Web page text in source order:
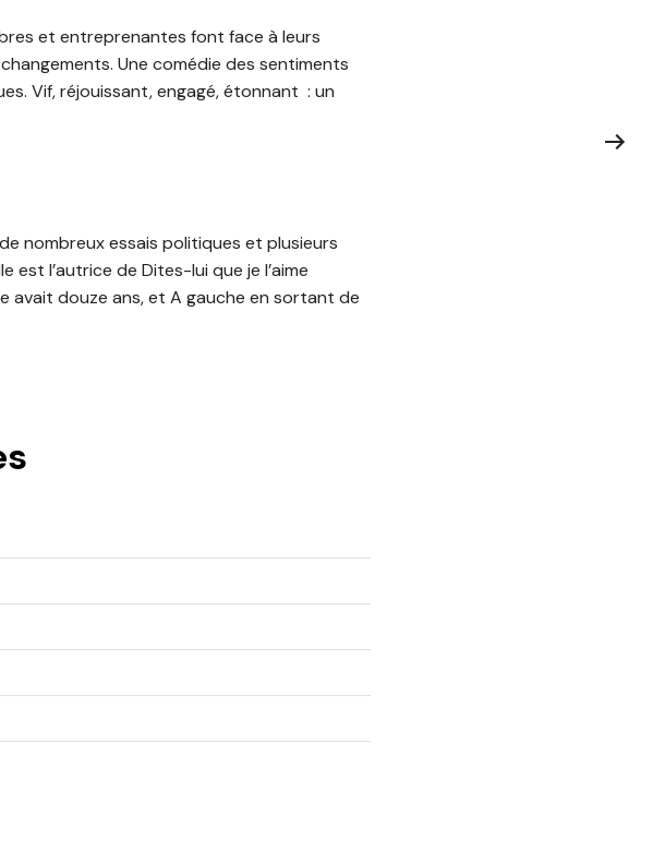
et entreprenantes font face à leurs
Une comédie des sentiments
Vif, réjouissant, engagé, étonnant : un
nombreux essais politiques et plusieurs
est l’autrice de Dites-lui que je l’aime
avait douze ans, et A gauche en sortant de